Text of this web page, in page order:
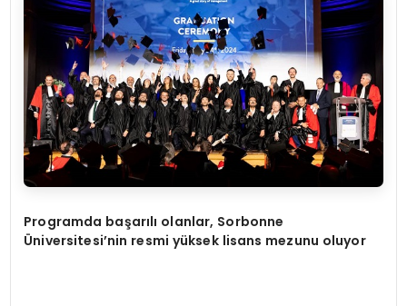
Programda başarılı olanlar, Sorbonne
Üniversitesi’nin resmi yüksek lisans mezunu oluyor